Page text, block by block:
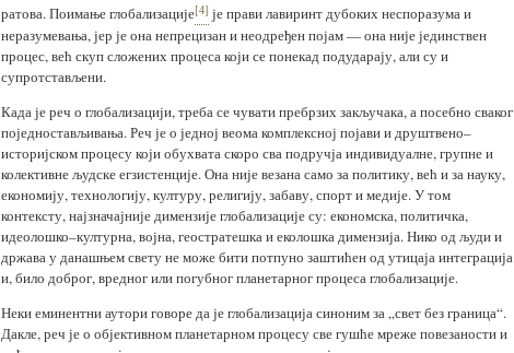
ратова. Поимање глобализације[4] је прави лавиринт дубоких неспоразума и
неразумевања, јер је она непрецизан и неодређен појам — она није јединствен
процес, већ скуп сложених процеса који се понекад подударају, али су и
супротстављени.
Када је реч о глобализацији, треба се чувати пребрзих закључака, а посебно сваког
поједностављивања. Реч је о једној веома комплексној појави и друштвено–
историјском процесу који обухвата скоро сва подручја индивидуалне, групне и
колективне људске егзи­стенције. Она није везана само за политику, већ и за науку,
економију, технологију, културу, религију, забаву, спорт и медије. У том
контексту, најзначајније димензије глобализације су: економска, политичка,
идеолошко–културна, војна, геостратешка и еколошка димензија. Нико од људи и
држава у данашњем свету не може бити потпуно заштићен од утицаја интеграција
и, било доброг, вредног или погубног планетарног процеса глобализације.
Неки еминентни аутори говоре да је глобализација синоним за „свет без граница“.
Дакле, реч је о објективном планетарном процесу све гушће мреже повезаности и